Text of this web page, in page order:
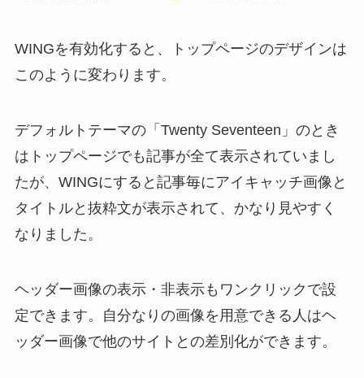
WINGを有効化すると、トップページのデザインは
このように変わります。
デフォルトテーマの「Twenty Seventeen」のとき
はトップページでも記事が全て表示されていまし
たが、WINGにすると記事毎にアイキャッチ画像と
タイトルと抜粋文が表示されて、かなり見やすく
なりました。
ヘッダー画像の表示・非表示もワンクリックで設
定できます。自分なりの画像を用意できる人はヘ
ッダー画像で他のサイトとの差別化ができます。